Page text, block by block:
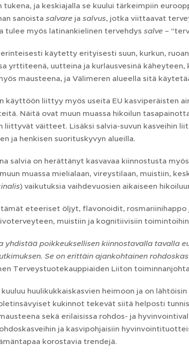
tukena, ja keskiajalla se kuului tärkeimpiin
sanoista salvare ja salvus, jotka viittaavat
tulee myös latinankielinen tervehdys salve –
käytetty erityisesti suun, kurkun,
yrttiteenä, uutteina ja kurlausvesinä
mausteena, ja Välimeren alueella sitä
käyttöön liittyy myös useita EU kasviperäisten
Näitä ovat muun muassa hikoilun
liittyvät väitteet. Lisäksi salvia-suvun kasveihin
ja henkisen suorituskyvyn alueilla.
salvia on herättänyt kasvavaa kiinnostusta
muassa mielialaan, vireystilaan, muistiin,
) vaikutuksia vaihdevuosien aikaiseen
eteeriset öljyt, flavonoidit,
muistiin ja kognitiivisiin
yhdistää poikkeuksellisen kiinnostavalla tavalla
Se on erittäin ajankohtainen
Terveystuotekauppiaiden Liiton
huulikukkaiskasvien heimoon ja on
kukinnot tekevät siitä helposti
sekä erilaisissa rohdos- ja
ja kasvipohjaisiin
korostavia trendejä.